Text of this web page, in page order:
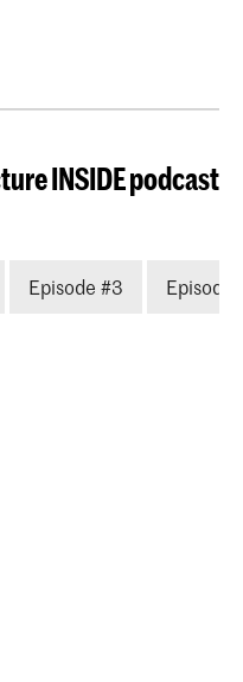
INSIDE podcast
Episode #3 Episode